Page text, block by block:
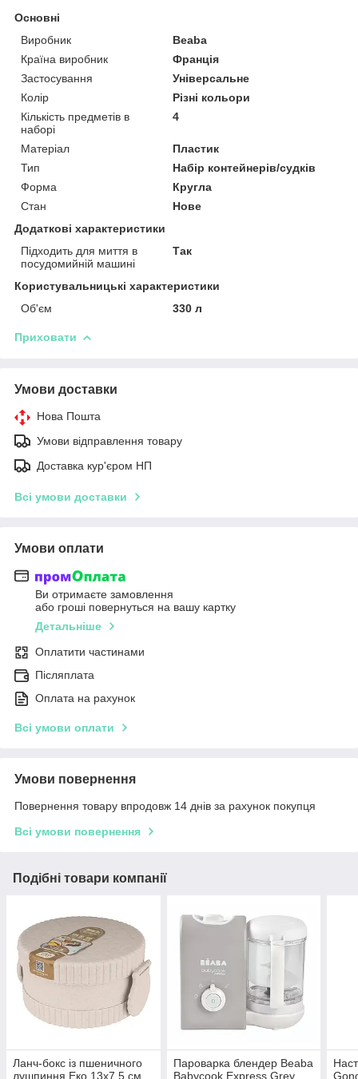
Основні
Виробник
Beaba
Країна виробник
Франція
Застосування
Універсальне
Колір
Різні кольори
Кількість предметів в
наборі
4
Матеріал
Пластик
Тип
Набір контейнерів/судків
Форма
Кругла
Стан
Нове
Додаткові характеристики
Підходить для миття в
посудомийній машині
Так
Користувальницькі характеристики
Об'єм
330 л
Приховати
Умови доставки
Нова Пошта
Умови відправлення товару
Доставка кур'єром НП
Всі умови доставки
Умови оплати
Ви отримаєте замовлення
або гроші повернуться на вашу картку
Детальніше
Оплатити частинами
Післяплата
Оплата на рахунок
Всі умови оплати
Умови повернення
Повернення товару впродовж 14 днів за рахунок покупця
Всі умови повернення
Подібні товари компанії
Ланч-бокс із пшеничного
лушпиння Еко 13x7.5 см
Пароварка блендер Beaba
Babycook Express Grey